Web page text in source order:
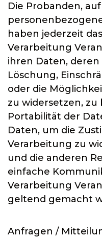
Die Probanden,
haben jederzeit
Verarbeitung
ihren Daten,
Löschung,
oder die
zu widersetzen,
Portabilität der
Daten, um die
Verarbeitung zu
und die anderen
einfache
Verarbeitung
geltend gemacht
Anfragen /